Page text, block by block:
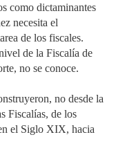
como dictaminantes
necesita el
de los fiscales.
de la Fiscalía de
no se conoce.
no desde la
Fiscalías, de los
el Siglo XIX, hacia